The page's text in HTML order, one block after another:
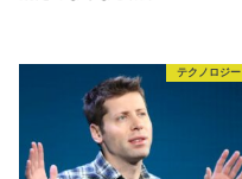
テクノロジー